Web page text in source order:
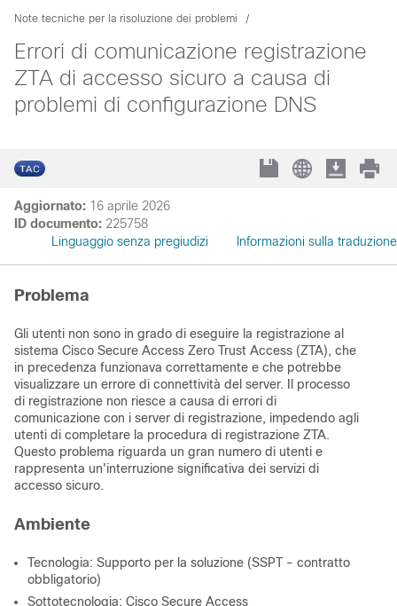
Note tecniche per la risoluzione dei problemi
Errori di comunicazione registrazione
ZTA di accesso sicuro a causa di
problemi di configurazione DNS
Aggiornato: 16 aprile 2026
ID documento: 225758
Linguaggio senza pregiudizi
Informazioni sulla traduzione
Problema
Gli utenti non sono in grado di eseguire la registrazione al
sistema Cisco Secure Access Zero Trust Access (ZTA), che
in precedenza funzionava correttamente e che potrebbe
visualizzare un errore di connettività del server. Il processo
di registrazione non riesce a causa di errori di
comunicazione con i server di registrazione, impedendo agli
utenti di completare la procedura di registrazione ZTA.
Questo problema riguarda un gran numero di utenti e
rappresenta un'interruzione significativa dei servizi di
accesso sicuro.
Ambiente
Tecnologia: Supporto per la soluzione (SSPT - contratto
obbligatorio)
Sottotecnologia: Cisco Secure Access